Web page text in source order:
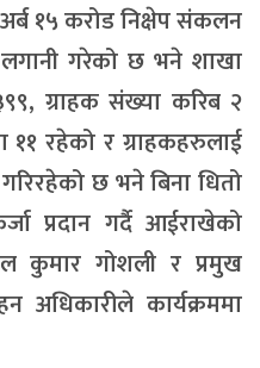
१५ करोड निक्षेप संकलन
गरेको छ भने शाखा
ग्राहक संख्या करिब २
रहेको र ग्राहकहरुलाई
छ भने बिना धितो
प्रदान गर्दै आईराखेको
कुमार गोशली र प्रमुख
अधिकारीले कार्यक्रममा